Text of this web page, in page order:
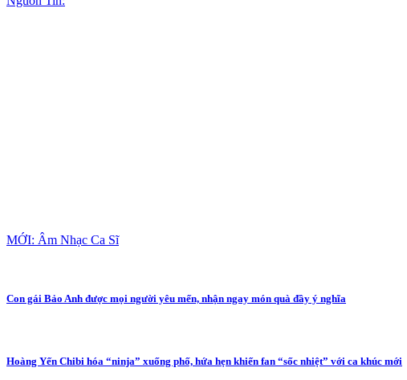
MỚI: Âm Nhạc Ca Sĩ
Con gái Bảo Anh được mọi người yêu mến, nhận ngay món quà đầy ý nghĩa
Hoàng Yến Chibi hóa “ninja” xuống phố, hứa hẹn khiến fan “sốc nhiệt” với ca khúc mới